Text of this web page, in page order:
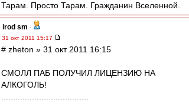
Тарам. Просто Тарам. Гражданин Вселенной.
irod sm -
31 окт 2011 15:17
# zheton » 31 окт 2011 16:15
СМОЛЛ ПАБ ПОЛУЧИЛ ЛИЦЕНЗИЮ НА
АЛКОГОЛЬ!